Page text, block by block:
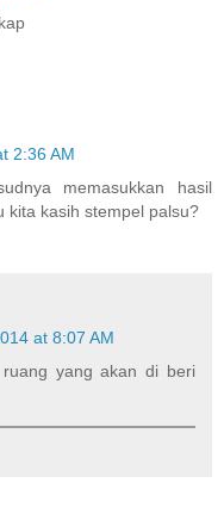
2:36 AM
memasukkan hasil
kita kasih stempel palsu?
at 8:07 AM
yang akan di beri